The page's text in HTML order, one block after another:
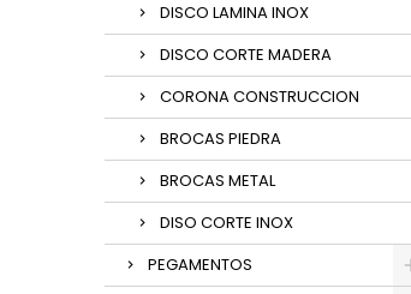
DISCO LAMINA INOX
DISCO CORTE MADERA
CORONA CONSTRUCCION
BROCAS PIEDRA
BROCAS METAL
DISO CORTE INOX
PEGAMENTOS